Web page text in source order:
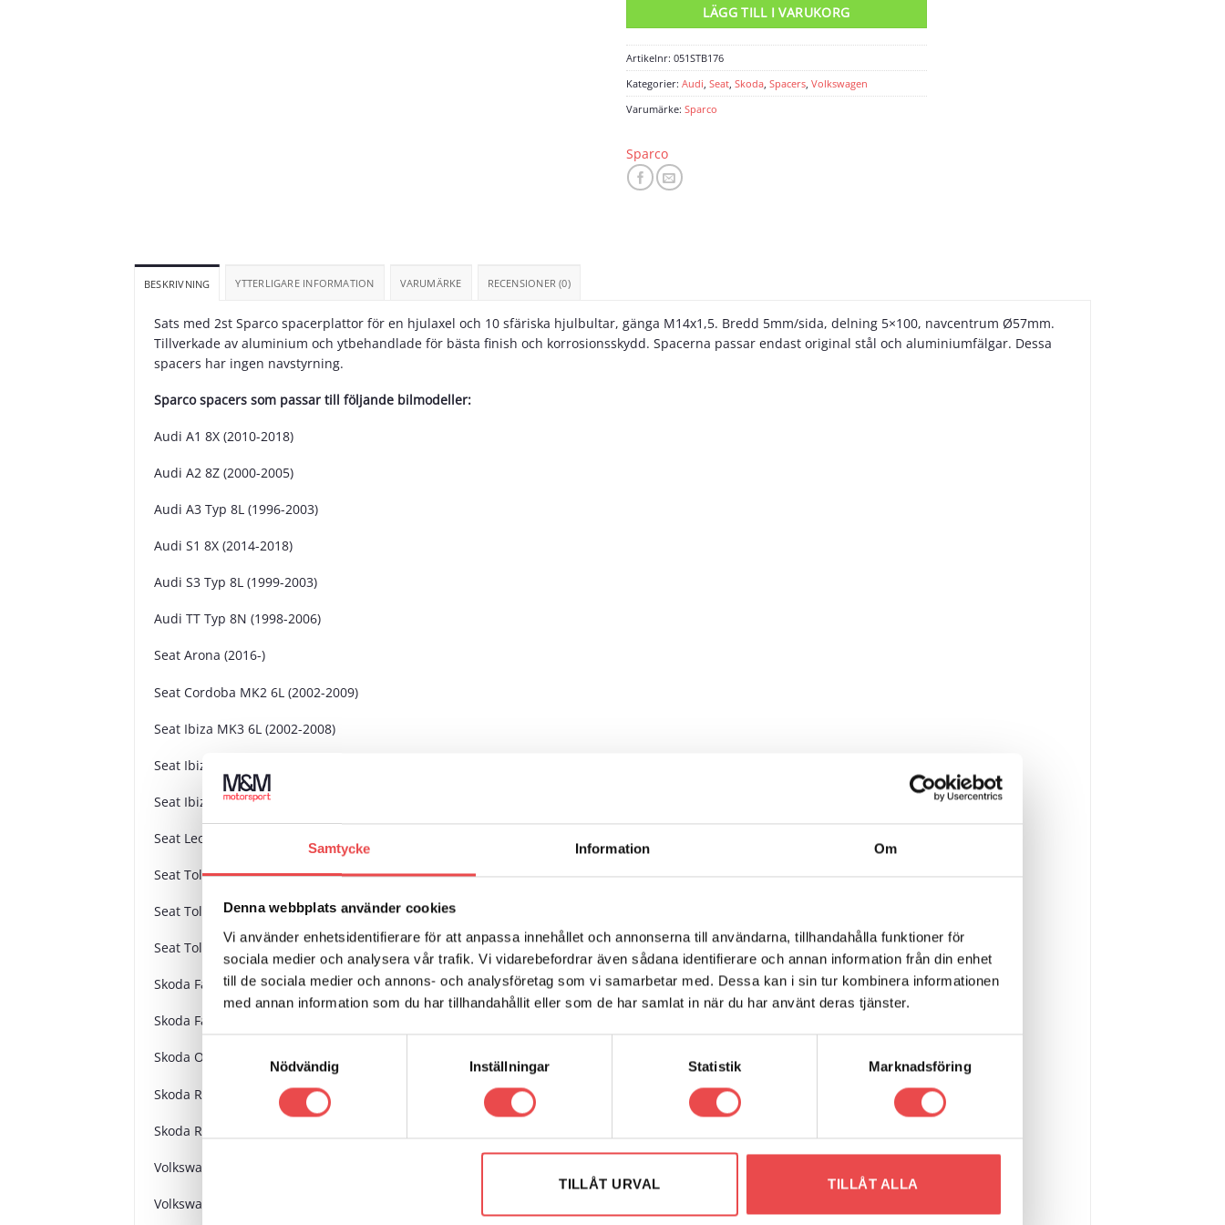
Samtycke Information Om
Denna webbplats använder cookies
Vi använder enhetsidentifierare för att anpassa innehållet och annonserna till användarna, tillhandahålla funktioner för
sociala medier och analysera vår trafik. Vi vidarebefordrar även sådana identifierare och annan information från din enhet
till de sociala medier och annons- och analysföretag som vi samarbetar med. Dessa kan i sin tur kombinera informationen
med annan information som du har tillhandahållit eller som de har samlat in när du har använt deras tjänster.
Nödvändig
Inställningar Statistik Marknadsföring
TILLÅT URVAL TILLÅT ALLA
LÄGG TILL I VARUKORG
Artikelnr: 051STB176
Kategorier: Audi, Seat, Skoda, Spacers, Volkswagen
Varumärke: Sparco
Sparco
BESKRIVNING YTTERLIGARE INFORMATION VARUMÄRKE RECENSIONER (0)
Sats med 2st Sparco spacerplattor för en hjulaxel och 10 sfäriska hjulbultar, gänga M14x1,5. Bredd 5mm/sida, delning 5×100, navcentrum Ø57mm.
Tillverkade av aluminium och ytbehandlade för bästa finish och korrosionsskydd. Spacerna passar endast original stål och aluminiumfälgar. Dessa
spacers har ingen navstyrning.
Sparco spacers som passar till följande bilmodeller:
Audi A1 8X (2010-2018)
Audi A2 8Z (2000-2005)
Audi A3 Typ 8L (1996-2003)
Audi S1 8X (2014-2018)
Audi S3 Typ 8L (1999-2003)
Audi TT Typ 8N (1998-2006)
Seat Arona (2016-)
Seat Cordoba MK2 6L (2002-2009)
Seat Ibiza MK3 6L (2002-2008)
Seat Ibiza MK4 6J (2008-2017
Seat Ibiza MK5 6F (2017-)
Seat Leon MK1 1M (1999-2006)
Seat Toledo MK1 1L (1992-1999)
Seat Toledo MK2 TYP 1M (1999-2004)
Seat Toledo MK4 Typ KG (2012-2019)
Skoda Fabia MK1 (1999-2007)
Skoda Fabia MK2 (2007-2014)
Skoda Octavia MK1 (1996-2010)
Skoda Rapid (2012-2019)
Skoda Roomster Typ 5J (2006-2015)
Volkswagen Beetle & Cabrio 2WD (1998-2011)
Volkswagen Bora (1998-2005)